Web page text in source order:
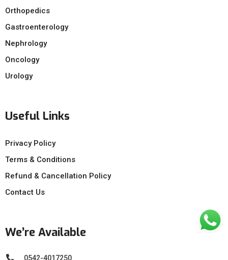
Orthopedics
Gastroenterology
Nephrology
Oncology
Urology
Useful Links
Privacy Policy
Terms & Conditions
Refund & Cancellation Policy
Contact Us
We’re Available
0542-4017250